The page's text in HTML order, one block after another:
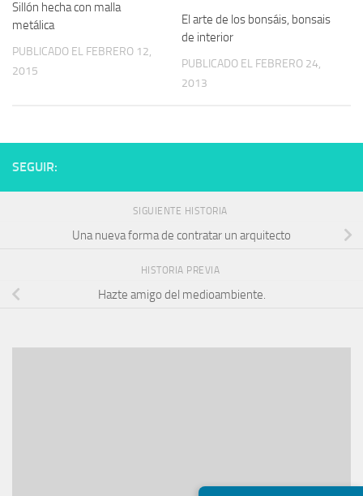
Sillón hecha con malla
metálica
PUBLICADO EL FEBRERO 12,
2015
El arte de los bonsáis, bonsais
de interior
PUBLICADO EL FEBRERO 24,
2013
SEGUIR:
SIGUIENTE HISTORIA
Una nueva forma de contratar un arquitecto
HISTORIA PREVIA
Hazte amigo del medioambiente.